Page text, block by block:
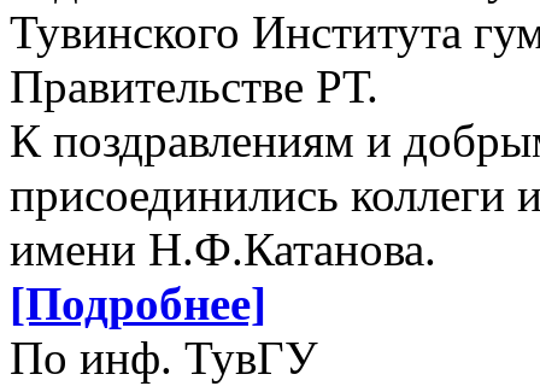
Тувинского Института
Правительстве РТ.
К поздравлениям и
присоединились коллеги
имени Н.Ф.Катанова.
[Подробнее]
По инф. ТувГУ